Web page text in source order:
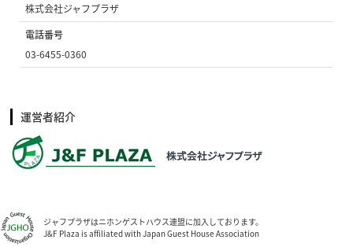
株式会社ジャフプラザ
電話番号
03-6455-0360
運営者紹介
ジャフプラザはニホンゲストハウス連盟に加入しております。
J&F Plaza is affiliated with Japan Guest House Association